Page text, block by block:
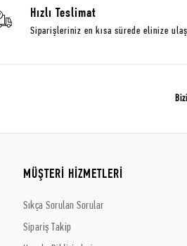
Hızlı Teslimat
Siparişleriniz en kısa sürede elinize
MÜŞTERİ HİZMETLERİ
Sıkça Sorulan Sorular
Sipariş Takip